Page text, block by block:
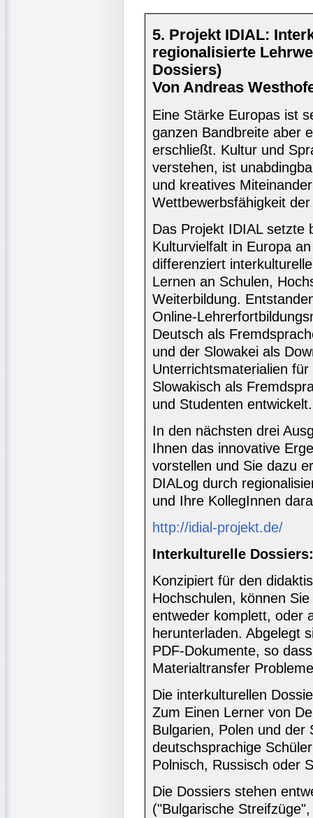
5. Projekt IDIAL:
regionalisierte
Dossiers)
Von Andreas
Eine Stärke Europas ist
ganzen Bandbreite aber
erschließt. Kultur und
verstehen, ist
und kreatives
Wettbewerbsfähigkeit
Das Projekt IDIAL setzte
Kulturvielfalt in Europa
differenziert
Lernen an Schulen,
Weiterbildung.
Online-
Deutsch als
und der Slowakei als
Unterrichtsmaterialien
Slowakisch als
und Studenten entwickelt.
In den nächsten drei
Ihnen das innovative
vorstellen und Sie dazu
DIALog durch
und Ihre KollegInnen
http://idial-projekt.de/
Interkulturelle Dossiers:
Konzipiert für den
Hochschulen, können
entweder komplett, oder
herunterladen. Abgelegt
PDF-Dokumente, so
Materialtransfer
Die interkulturellen
Zum Einen Lerner von
Bulgarien, Polen und der
deutschsprachige
Polnisch, Russisch oder
Die Dossiers stehen
("Bulgarische